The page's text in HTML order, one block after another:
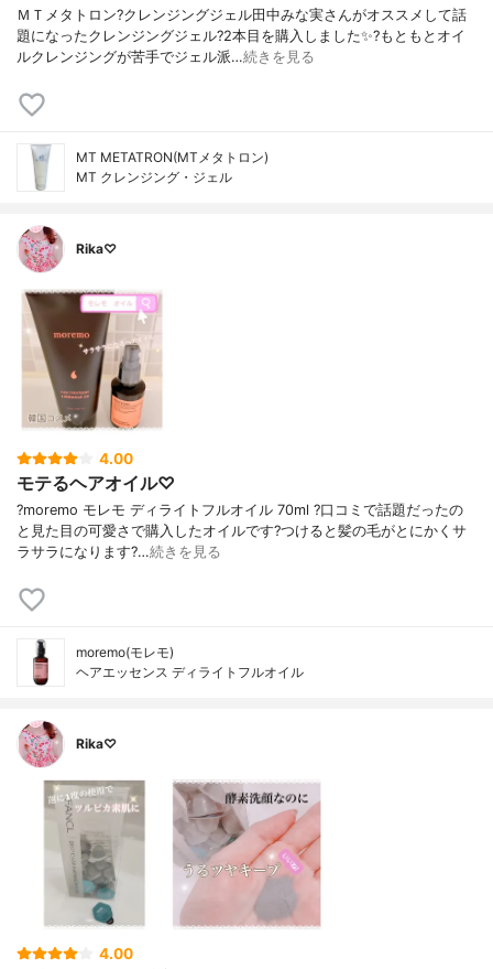
ＭＴメタトロン?クレンジングジェル田中みな実さんがオススメして話
題になったクレンジングジェル?2本目を購入しました✨?もともとオイ
ルクレンジングが苦手でジェル派…続きを見る
MT METATRON(MTメタトロン)
MT クレンジング・ジェル
Rika♡
4.00
モテるヘアオイル♡
?moremo モレモ ディライトフルオイル 70ml ?口コミで話題だったの
と見た目の可愛さで購入したオイルです?つけると髪の毛がとにかくサ
ラサラになります?…続きを見る
moremo(モレモ)
ヘアエッセンス ディライトフルオイル
Rika♡
4.00